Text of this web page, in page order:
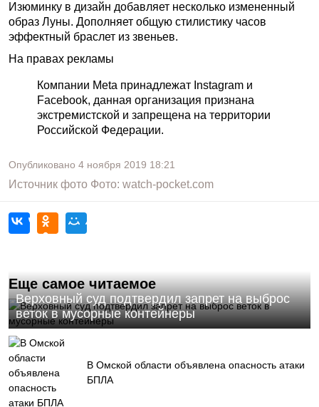
Изюминку в дизайн добавляет несколько измененный
образ Луны. Дополняет общую стилистику часов
эффектный браслет из звеньев.
На правах рекламы
Компании Meta принадлежат Instagram и
Facebook, данная организация признана
экстремистской и запрещена на территории
Российской Федерации.
Опубликовано 4 ноября 2019 18:21
Источник фото Фото: watch-pocket.com
Еще самое читаемое
Верховный суд подтвердил запрет на выброс
веток в мусорные контейнеры
В Омской области объявлена опасность атаки
БПЛА